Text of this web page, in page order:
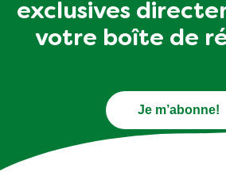
exclusives
votre boîte de
Je m’abonne!